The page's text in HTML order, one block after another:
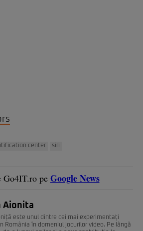
center siri
Go4IT.ro pe Google News
Aionita
este unul dintre cei mai experimentați
România în domeniul jocurilor video. Pe lângă